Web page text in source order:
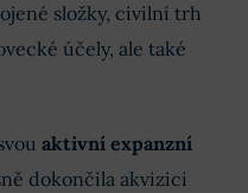
složky, civilní trh
účely, ale také
aktivní expanzní
dokončila akvizici